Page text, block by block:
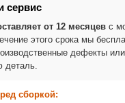
сервис
от 12 месяцев с
этого срока мы
дефекты
деталь.
сборкой: